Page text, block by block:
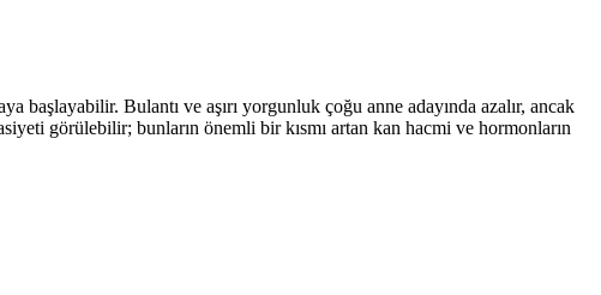
başlayabilir. Bulantı ve aşırı yorgunluk çoğu anne adayında azalır, ancak
görülebilir; bunların önemli bir kısmı artan kan hacmi ve hormonların